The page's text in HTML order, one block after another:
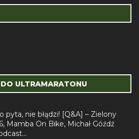
ULTRAMARATONU
pyta, nie błądzi! [Q&A] – Zielony
Mamba On Bike, Michał Góźdź